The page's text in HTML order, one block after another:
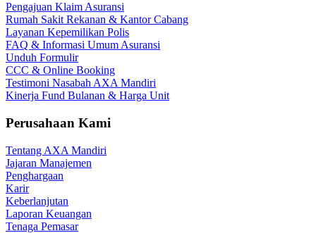
Pengajuan Klaim Asuransi
Rumah Sakit Rekanan & Kantor Cabang
Layanan Kepemilikan Polis
FAQ & Informasi Umum Asuransi
Unduh Formulir
CCC & Online Booking
Testimoni Nasabah AXA Mandiri
Kinerja Fund Bulanan & Harga Unit
Perusahaan Kami
Tentang AXA Mandiri
Jajaran Manajemen
Penghargaan
Karir
Keberlanjutan
Laporan Keuangan
Tenaga Pemasar